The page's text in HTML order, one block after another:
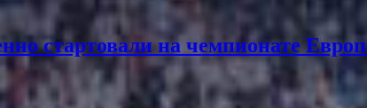
стартовали на чемпионате